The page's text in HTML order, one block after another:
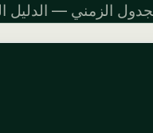
الزمني — الدليل